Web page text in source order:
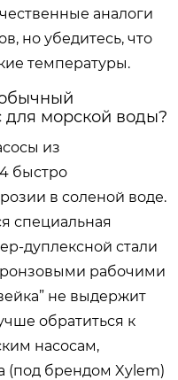
аналоги
но убедитесь, что
температуры.
для морской воды?
из
быстро
в соленой воде.
специальная
дуплексной стали
рабочими
не выдержит
обратиться к
насосам,
(под брендом Xylem)